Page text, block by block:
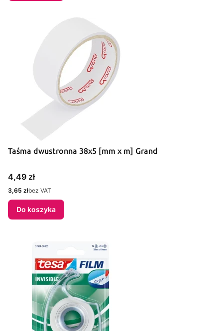
Taśma dwustronna 38x5 [mm x m] Grand
Cena
4,49 zł
Cena
3,65 złbez VAT
Do koszyka